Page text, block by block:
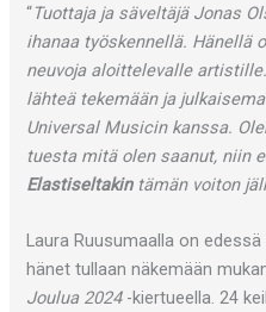
“Tuottaja ja säveltäjä Jonas
ihanaa työskennellä. Hänellä
neuvoja aloittelevalle
lähteä tekemään ja
Universal Musicin kanssa.
tuesta mitä olen saanut, niin
Elastiseltakintämän voiton
Laura Ruusumaalla on
hänet tullaan näkemään
Joulua 2024-kiertueella. 24